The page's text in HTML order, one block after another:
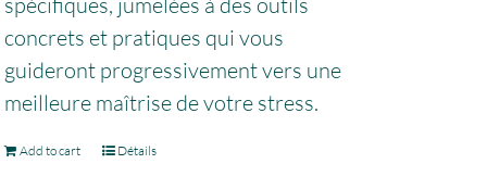
concrets et pratiques qui vous
guideront progressivement vers une
meilleure maîtrise de votre stress.
Add to cart Détails